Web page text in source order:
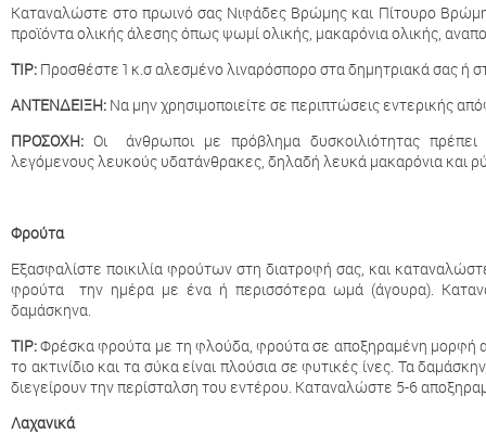
Καταναλώστε στο πρωινό σας Νιφάδες Βρώμης και Πίτουρο
προϊόντα ολικής άλεσης όπως ψωμί ολικής, μακαρόνια ολικής,
TIP: Προσθέστε 1 κ.σ αλεσμένο λιναρόσπορο στα δημητριακά σας ή
ΑΝΤΕΝΔΕΙΞΗ: Να μην χρησιμοποιείτε σε περιπτώσεις εντερικής
ΠΡΟΣΟΧΗ: Οι άνθρωποι με πρόβλημα δυσκοιλιότητας
λεγόμενους λευκούς υδατάνθρακες, δηλαδή λευκά μακαρόνια και
Φρούτα
Εξασφαλίστε ποικιλία φρούτων στη διατροφή σας, και
φρούτα την ημέρα με ένα ή περισσότερα ωμά (άγουρα).
δαμάσκηνα.
TIP:Φρέσκα φρούτα με τη φλούδα, φρούτα σε αποξηραμένη μορφή
το ακτινίδιο και τα σύκα είναι πλούσια σε φυτικές ίνες. Τα
διεγείρουν την περίσταλση του εντέρου. Καταναλώστε 5-6
Λαχανικά